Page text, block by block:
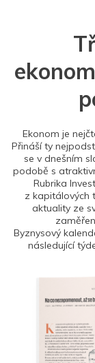
Ekonom je
Přináší ty
se v dnešním
podobě s
Rubrika
z kapitálových
aktuality ze
Byznysový
následující